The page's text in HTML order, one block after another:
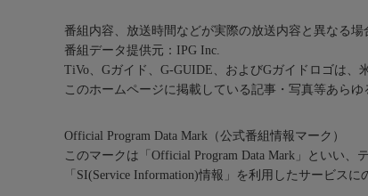
番組内容、放送時間などが実際の放送内容と異なる場
番組データ提供元：IPG Inc.
TiVo、Gガイド、G-GUIDE、およびGガイドロゴは、
このホームページに掲載している記事・写真等あらゆ
Official Program Data Mark（公式番組情報マーク）
このマークは「Official Program Data Mark」といい、
「SI(Service Information)情報」を利用したサービス